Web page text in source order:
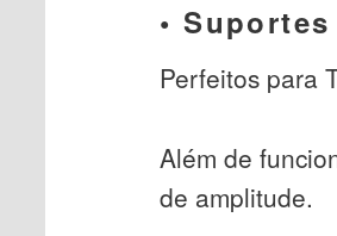
•
Perfeitos para
Além de
de amplitude.